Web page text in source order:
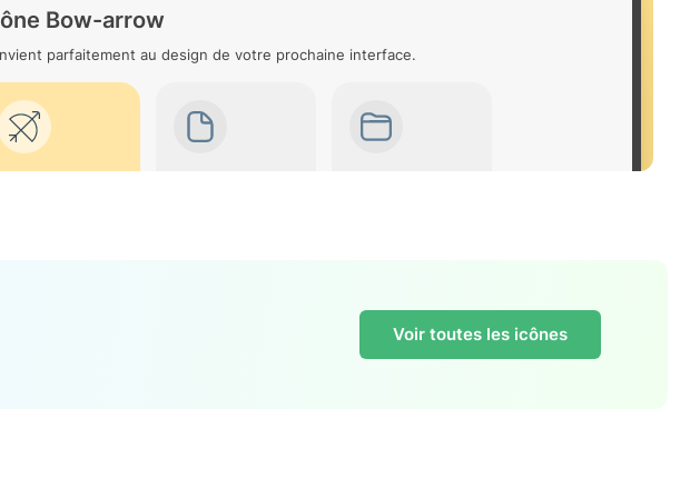
Bow-arrow
parfaitement au design de votre prochaine interface.
Voir toutes les icônes